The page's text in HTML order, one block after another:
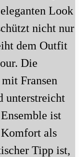
Look
nicht nur
dem Outfit
Die
Fransen
unterstreicht
ist
als
Tipp ist,